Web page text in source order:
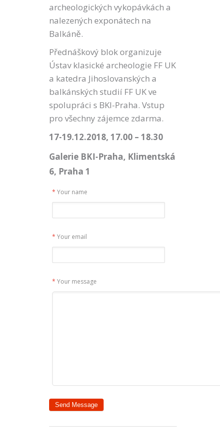
archeologických vykopávkách a
nalezených exponátech na
Balkáně.
Přednáškový blok organizuje
Ústav klasické archeologie FF UK
a katedra Jihoslovanských a
balkánských studií FF UK ve
spolupráci s BKI-Praha. Vstup
pro všechny zájemce zdarma.
17-19.12.2018, 17.00 – 18.30
Galerie BKI-Praha, Klimentská
6, Praha 1
* Your name
* Your email
* Your message